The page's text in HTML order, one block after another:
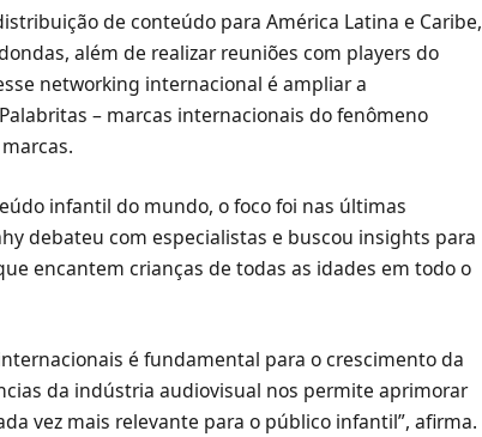
de conteúdo para América Latina e Caribe,
além de realizar reuniões com players do
networking internacional é ampliar a
– marcas internacionais do fenômeno
infantil do mundo, o foco foi nas últimas
debateu com especialistas e buscou insights para
encantem crianças de todas as idades em todo o
é fundamental para o crescimento da
da indústria audiovisual nos permite aprimorar
vez mais relevante para o público infantil”, afirma.